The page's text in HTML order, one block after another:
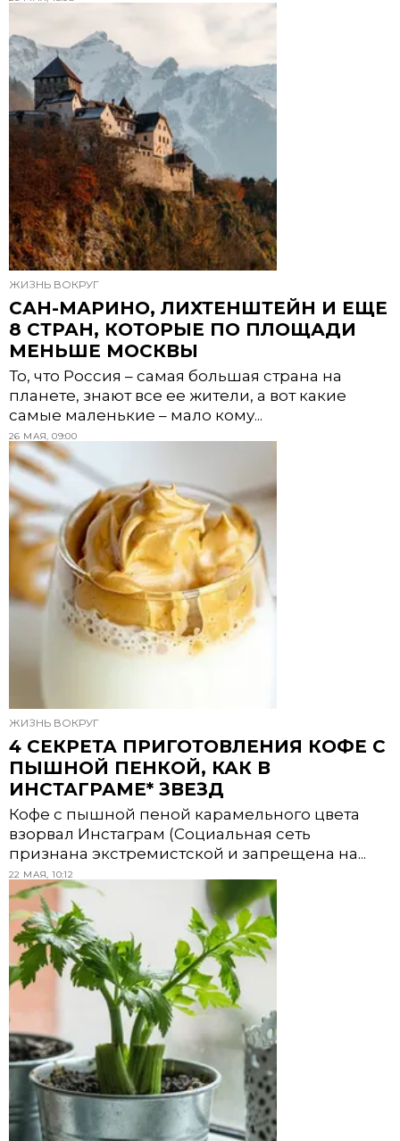
ЖИЗНЬ ВОКРУГ
САН-МАРИНО, ЛИХТЕНШТЕЙН И ЕЩЕ
8 СТРАН, КОТОРЫЕ ПО ПЛОЩАДИ
МЕНЬШЕ МОСКВЫ
То, что Россия – самая большая страна на
планете, знают все ее жители, а вот какие
самые маленькие – мало кому...
26 МАЯ, 09:00
ЖИЗНЬ ВОКРУГ
4 СЕКРЕТА ПРИГОТОВЛЕНИЯ КОФЕ С
ПЫШНОЙ ПЕНКОЙ, КАК В
ИНСТАГРАМЕ* ЗВЕЗД
Кофе с пышной пеной карамельного цвета
взорвал Инстаграм (Социальная сеть
признана экстремистской и запрещена на...
22 МАЯ, 10:12